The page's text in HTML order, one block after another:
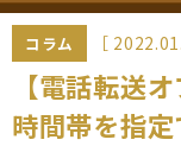
お知らせ
NEWS
コラム
コラム ［
【電話転送
時間帯を指